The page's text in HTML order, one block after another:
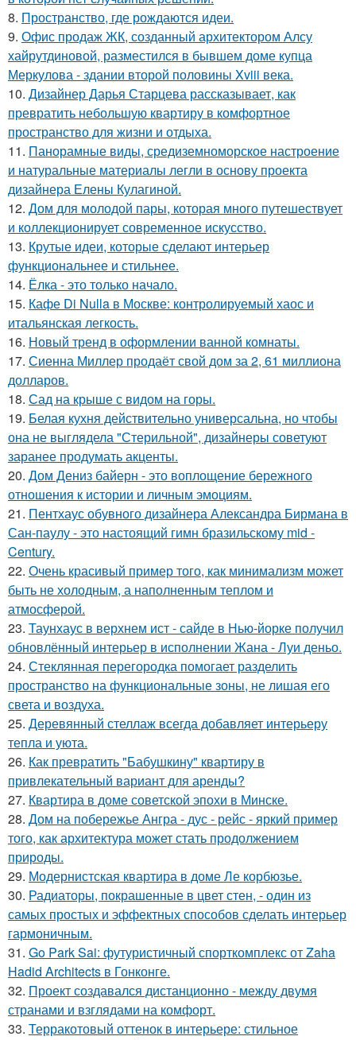
8. Пространство, где рождаются идеи.
9. Офис продаж ЖК, созданный архитектором Алсу
хайрутдиновой, разместился в бывшем доме купца
Меркулова - здании второй половины Xviii века.
10. Дизайнер Дарья Старцева рассказывает, как
превратить небольшую квартиру в комфортное
пространство для жизни и отдыха.
11. Панорамные виды, средиземноморское настроение
и натуральные материалы легли в основу проекта
дизайнера Елены Кулагиной.
12. Дом для молодой пары, которая много путешествует
и коллекционирует современное искусство.
13. Крутые идеи, которые сделают интерьер
функциональнее и стильнее.
14. Ёлка - это только начало.
15. Кафе Di Nulla в Москве: контролируемый хаос и
итальянская легкость.
16. Новый тренд в оформлении ванной комнаты.
17. Сиенна Миллер продаёт свой дом за 2, 61 миллиона
долларов.
18. Сад на крыше с видом на горы.
19. Белая кухня действительно универсальна, но чтобы
она не выглядела "Стерильной", дизайнеры советуют
заранее продумать акценты.
20. Дом Дениз байерн - это воплощение бережного
отношения к истории и личным эмоциям.
21. Пентхаус обувного дизайнера Александра Бирмана в
Сан-паулу - это настоящий гимн бразильскому mid -
Century.
22. Очень красивый пример того, как минимализм может
быть не холодным, а наполненным теплом и
атмосферой.
23. Таунхаус в верхнем ист - сайде в Нью-йорке получил
обновлённый интерьер в исполнении Жана - Луи деньо.
24. Стеклянная перегородка помогает разделить
пространство на функциональные зоны, не лишая его
света и воздуха.
25. Деревянный стеллаж всегда добавляет интерьеру
тепла и уюта.
26. Как превратить "Бабушкину" квартиру в
привлекательный вариант для аренды?
27. Квартира в доме советской эпохи в Минске.
28. Дом на побережье Ангра - дус - рейс - яркий пример
того, как архитектура может стать продолжением
природы.
29. Модернистская квартира в доме Ле корбюзье.
30. Радиаторы, покрашенные в цвет стен, - один из
самых простых и эффектных способов сделать интерьер
гармоничным.
31. Go Park Sai: футуристичный спорткомплекс от Zaha
Hadid Architects в Гонконге.
32. Проект создавался дистанционно - между двумя
странами и взглядами на комфорт.
33. Терракотовый оттенок в интерьере: стильное